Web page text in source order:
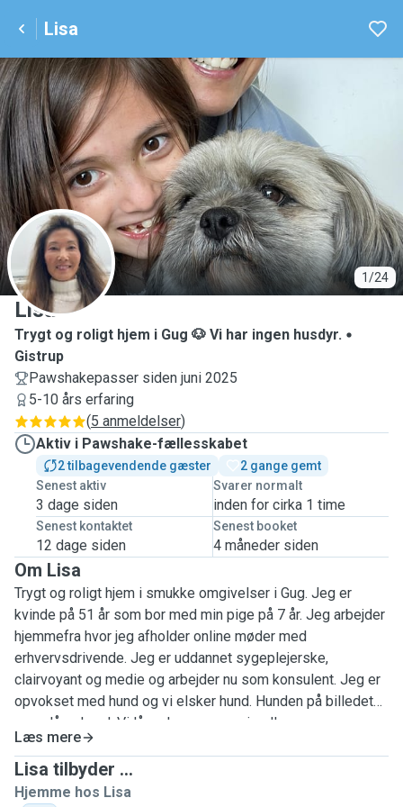
Lisa
1/24
L
Lisa
Trygt og roligt hjem i Gug 🐶 Vi har ingen husdyr.
Gistrup
Pawshakepasser siden juni 2025
5-10 års erfaring
(5 anmeldelser)
Aktiv i Pawshake-fællesskabet
2 tilbagevendende gæster
2 gange gemt
Senest aktiv
3 dage siden
Svarer normalt
inden for cirka 1 time
Senest kontaktet
12 dage siden
Senest booket
4 måneder siden
Om Lisa
Trygt og roligt hjem i smukke omgivelser i Gug. Jeg er
kvinde på 51 år som bor med min pige på 7 år. Jeg arbejder
hjemmefra hvor jeg afholder online møder med
erhvervsdrivende. Jeg er uddannet sygeplejerske,
clairvoyant og medie og arbejder nu som konsulent. Jeg er
opvokset med hund og vi elsker hund. Hunden på billedet
er en låne-hund. Vi låner ham engang imellem men
selvfølgelig ikke, når vi passer din hund. Din hund vil blive
nusset og leget med alt det den har lyst til. Min pige elsker
også hund. Hun kan godt glemme, at hun ikke skal give den
Læs mere
Lisa tilbyder ...
Hjemme hos Lisa